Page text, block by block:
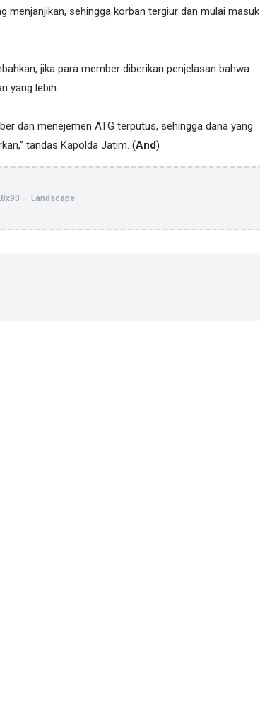
menjanjikan, sehingga korban tergiur dan mulai masuk
jika para member diberikan penjelasan bahwa
yang lebih.
dan menejemen ATG terputus, sehingga dana yang
tandas Kapolda Jatim. (And)
— Landscape